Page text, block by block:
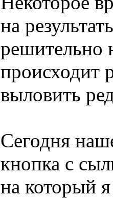
на
решительно
происходит
выловить
Сегодня
кнопка с
на который